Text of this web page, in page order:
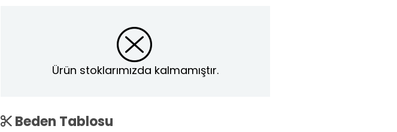
Ürün stoklarımızda kalmamıştır.
Beden Tablosu